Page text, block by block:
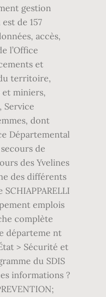
gestion
de 157
accès,
l’Office
et
territoire,
miniers,
Service
dont
Départemental
de
des Yvelines
des différents
emplois
complète
départeme nt
> Sécurité et
du SDIS
informations ?